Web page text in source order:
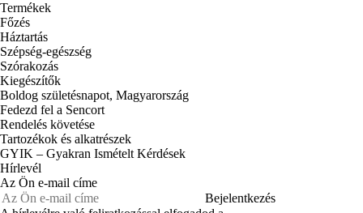
Termékek
Főzés
Háztartás
Szépség-egészség
Szórakozás
Kiegészítők
Boldog születésnapot, Magyarország
Fedezd fel a Sencort
Rendelés követése
Tartozékok és alkatrészek
GYIK – Gyakran Ismételt Kérdések
Hírlevél
Az Ön e-mail címe
Bejelentkezés